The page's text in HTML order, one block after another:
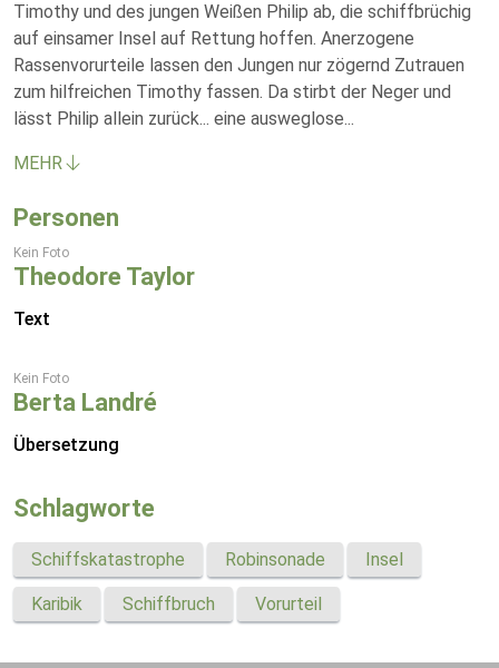
Timothy und des jungen Weißen Philip ab, die schiffbrüchig
auf einsamer Insel auf Rettung hoffen. Anerzogene
Rassenvorurteile lassen den Jungen nur zögernd Zutrauen
zum hilfreichen Timothy fassen. Da stirbt der Neger und
lässt Philip allein zurück... eine ausweglose...
MEHR
Personen
Kein Foto
Theodore Taylor
Text
Kein Foto
Berta Landré
Übersetzung
Schlagworte
Schiffskatastrophe Robinsonade Insel
Karibik Schiffbruch Vorurteil